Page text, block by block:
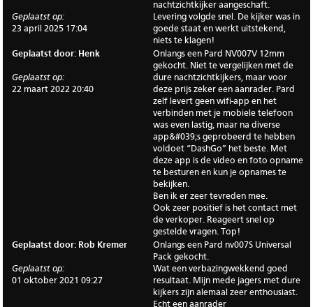
Geplaatst op:
23 april 2025 17:04
nachtzichtkijker aangeschaft.
Levering volgde snel. De kijker was in
goede staat en werkt uitstekend,
niets te klagen!
Geplaatst door: Henk
Geplaatst op:
22 maart 2022 20:40
Onlangs een Pard NV007V 12mm
gekocht. Niet te vergelijken met de
dure nachtzichtkijkers, maar voor
deze prijs zeker een aanrader. Pard
zelf levert geen wifi-app en het
verbinden met je mobiele telefoon
was even lastig, maar na diverse
app&#039;s geprobeerd te hebben
voldoet “DashGo” het beste. Met
deze app is de video en foto opname
te besturen en kun je opnames te
bekijken.
Ben ik er zeer tevreden mee.
Ook zeer positief is het contact met
de verkoper. Reageert snel op
gestelde vragen. Top!
Geplaatst door: Rob Kremer
Geplaatst op:
01 oktober 2021 09:27
Onlangs een Pard nv007S Universal
Pack gekocht.
Wat een verbazingwekkend goed
resultaat. Mijn mede jagers met dure
kijkers zijn alemaal zeer enthousiast.
Echt een aanrader